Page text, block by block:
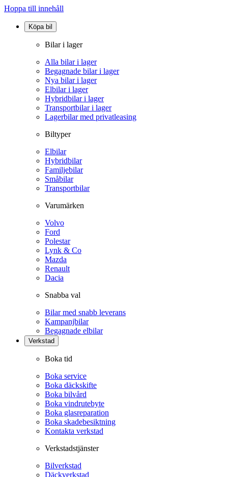
Hoppa till innehåll
Köpa bil
Bilar i lager
Alla bilar i lager
Begagnade bilar i lager
Nya bilar i lager
Elbilar i lager
Hybridbilar i lager
Transportbilar i lager
Lagerbilar med privatleasing
Biltyper
Elbilar
Hybridbilar
Familjebilar
Småbilar
Transportbilar
Varumärken
Volvo
Ford
Polestar
Lynk & Co
Mazda
Renault
Dacia
Snabba val
Bilar med snabb leverans
Kampanjbilar
Begagnade elbilar
Verkstad
Boka tid
Boka service
Boka däckskifte
Boka bilvård
Boka vindrutebyte
Boka glasreparation
Boka skadebesiktning
Kontakta verkstad
Verkstadstjänster
Bilverkstad
Däckverkstad